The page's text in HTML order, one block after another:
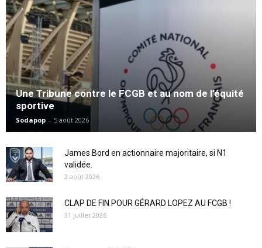
Une Tribune contre le FCGB et au nom de l’équité
sportive
Sodapop - 5 août 2026
James Bord en actionnaire majoritaire, si N1
validée.
2 août 2026
CLAP DE FIN POUR GÉRARD LOPEZ AU FCGB !
31 juillet 2026